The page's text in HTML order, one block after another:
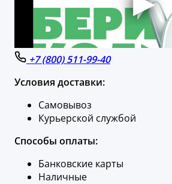
+7 (800) 511-99-40
Условия доставки:
Самовывоз
Курьерской службой
Способы оплаты:
Банковские карты
Наличные